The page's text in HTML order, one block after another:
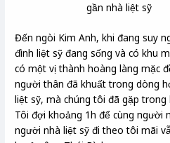
gần nhà liệt sỹ
Đến ngòi Kim Anh, khi đang suy
đình liệt sỹ đang sống và có khu
có một vị thành hoàng làng mặc
người thân đã khuất trong dòng
liệt sỹ, mà chúng tôi đã gặp trong
Tôi đợi khoảng 1h để cùng người
người nhà liệt sỹ đi theo tôi mãi